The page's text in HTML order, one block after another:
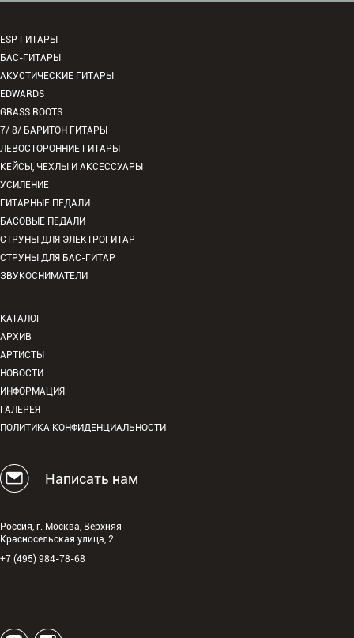
ESP ГИТАРЫ
БАС-ГИТАРЫ
АКУСТИЧЕСКИЕ ГИТАРЫ
EDWARDS
GRASS ROOTS
7/ 8/ БАРИТОН ГИТАРЫ
ЛЕВОСТОРОННИЕ ГИТАРЫ
КЕЙСЫ, ЧЕХЛЫ И АКСЕССУАРЫ
УСИЛЕНИЕ
ГИТАРНЫЕ ПЕДАЛИ
БАСОВЫЕ ПЕДАЛИ
СТРУНЫ ДЛЯ ЭЛЕКТРОГИТАР
СТРУНЫ ДЛЯ БАС-ГИТАР
ЗВУКОСНИМАТЕЛИ
КАТАЛОГ
АРХИВ
АРТИСТЫ
НОВОСТИ
ИНФОРМАЦИЯ
ГАЛЕРЕЯ
ПОЛИТИКА КОНФИДЕНЦИАЛЬНОСТИ
Написать нам
Россия, г. Москва, Верхняя
Красносельская улица, 2
+7 (495) 984-78-68